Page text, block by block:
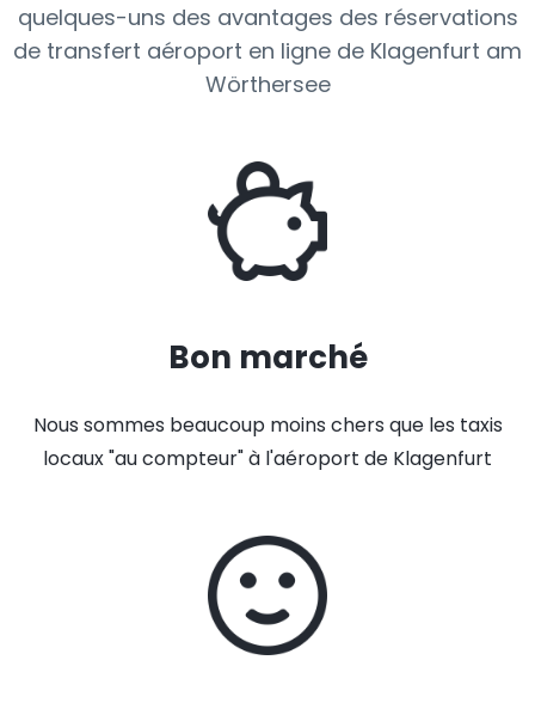
quelques-uns des avantages des réservations
de transfert aéroport en ligne de Klagenfurt am
Wörthersee
Bon marché
Nous sommes beaucoup moins chers que les taxis
locaux "au compteur" à l'aéroport de Klagenfurt